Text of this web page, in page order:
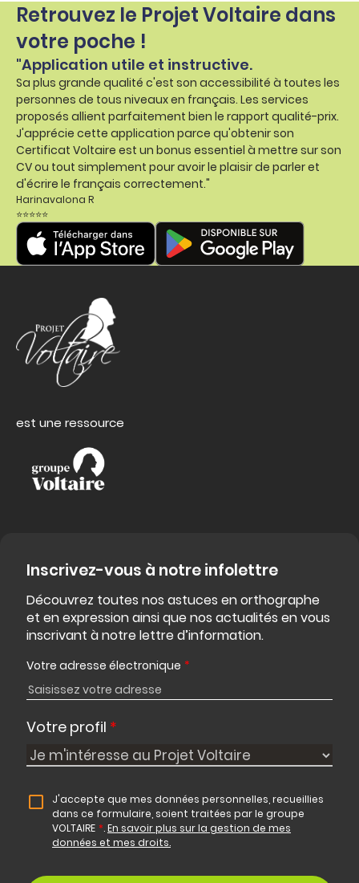
Retrouvez le Projet Voltaire dans
votre poche !
"Application utile et instructive.
Sa plus grande qualité c'est son accessibilité à toutes les
personnes de tous niveaux en français. Les services
proposés allient parfaitement bien le rapport qualité-prix.
J'apprécie cette application parce qu'obtenir son
Certificat Voltaire est un bonus essentiel à mettre sur son
CV ou tout simplement pour avoir le plaisir de parler et
d'écrire le français correctement."
Harinavalona R
⭐⭐⭐⭐⭐
est une ressource
Inscrivez-vous à notre infolettre
Découvrez toutes nos astuces en orthographe
et en expression ainsi que nos actualités en vous
inscrivant à notre lettre d’information.
Votre adresse électronique *
Votre profil *
J'accepte que mes données personnelles, recueillies
dans ce formulaire, soient traitées par le groupe
VOLTAIRE *.En savoir plus sur la gestion de mes
données et mes droits.